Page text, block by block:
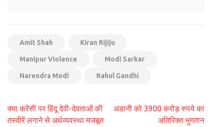
Amit Shah Kiran Rijiju
Manipur Violence Modi Sarkar
Narendra Modi Rahul Gandhi
Post
navigation
क्या करेंसी पर हिंदू देवी-देवताओं की
तस्वीरें लगाने से अर्थव्यवस्था मजबूत
अडानी को 3900 करोड़ रुपये का
अतिरिक्त भुगतान